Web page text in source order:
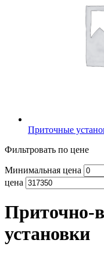
Приточные
Фильтровать по цене
Минимальная цена
цена
Приточно-
установки